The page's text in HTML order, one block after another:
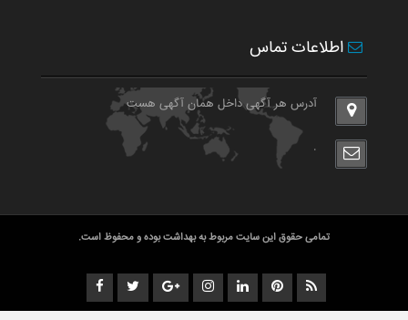
اطلاعات تماس
آدرس هر آگهی داخل همان آگهی هست
.
تمامی حقوق این سایت مربوط به بهداشت بوده و محفوظ است.